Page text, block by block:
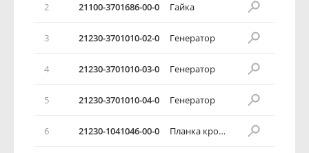
2 21100-3701686-00-0 Гайка
3 21230-3701010-02-0 Генератор
4 21230-3701010-03-0 Генератор
5 21230-3701010-04-0 Генератор
6 21230-1041046-00-0 Планка кронштейна генератора